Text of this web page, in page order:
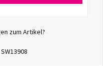
zum Artikel?
SW13908